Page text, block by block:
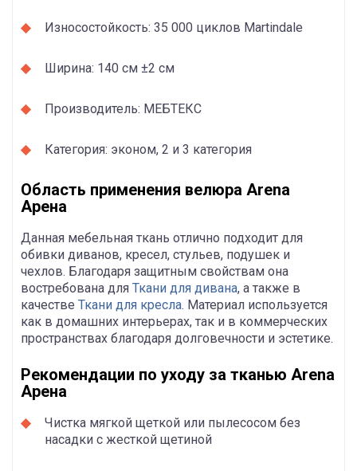
Износостойкость: 35 000 циклов Martindale
Ширина: 140 см ±2 см
Производитель: МЕБТЕКС
Категория: эконом, 2 и 3 категория
Область применения велюра Arena
Арена
Данная мебельная ткань отлично подходит для
обивки диванов, кресел, стульев, подушек и
чехлов. Благодаря защитным свойствам она
востребована для Ткани для дивана, а также в
качестве Ткани для кресла. Материал используется
как в домашних интерьерах, так и в коммерческих
пространствах благодаря долговечности и эстетике.
Рекомендации по уходу за тканью Arena
Арена
Чистка мягкой щеткой или пылесосом без
насадки с жесткой щетиной